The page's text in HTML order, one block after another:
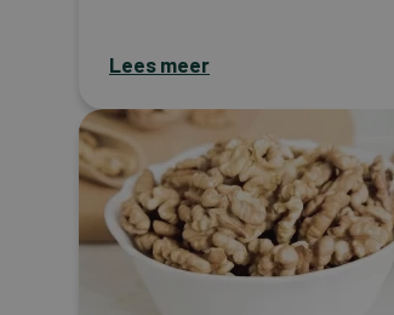
Lees meer